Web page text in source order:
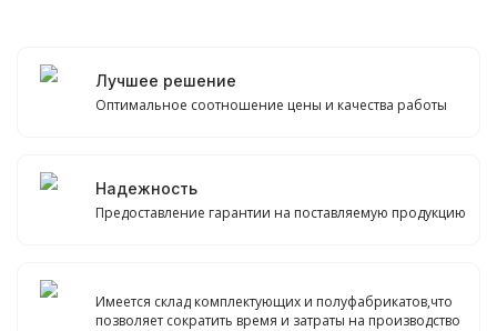
Лучшее решение
Оптимальное соотношение цены и качества работы
Надежность
Предоставление гарантии на поставляемую продукцию
Имеется склад комплектующих и полуфабрикатов,что
позволяет сократить время и затраты на производство